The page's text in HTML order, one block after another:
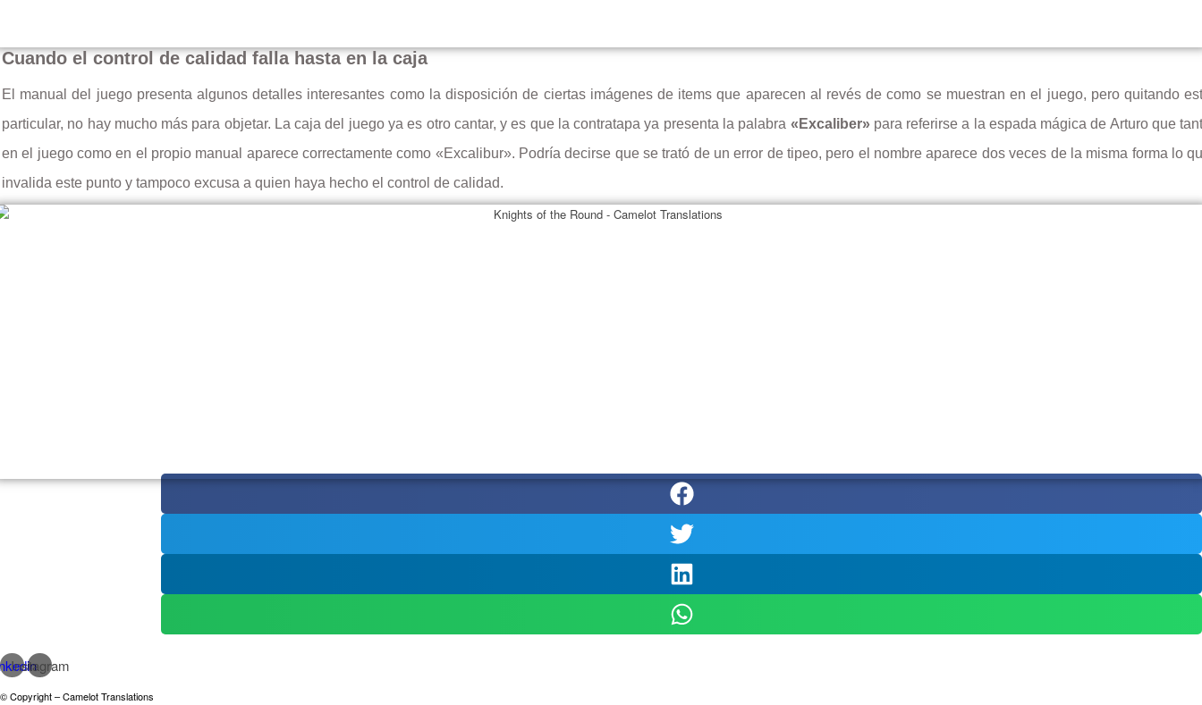
Cuando el control de calidad falla hasta en la caja
El manual del juego presenta algunos detalles interesantes como la disposición de ciertas imágenes de items que aparecen al revés de como se muestran en el juego, pero quitando
particular, no hay mucho más para objetar. La caja del juego ya es otro cantar, y es que la contratapa ya presenta la palabra «Excaliber» para referirse a la espada mágica de Arturo que
en el juego como en el propio manual aparece correctamente como «Excalibur». Podría decirse que se trató de un error de tipeo, pero el nombre aparece dos veces de la misma forma lo
invalida este punto y tampoco excusa a quien haya hecho el control de calidad.
Instagram
© Copyright – Camelot Translations